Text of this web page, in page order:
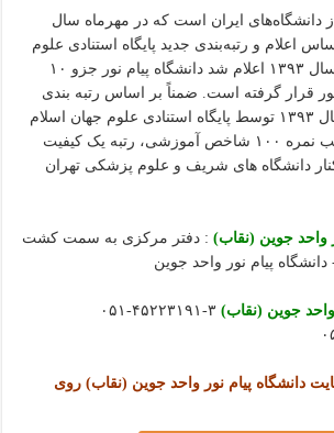
دانشگاه‌های ایران است که در مهرماه سال
اعلام و رتبه‌بندی جدید پایگاه استنادی علوم
جهان اسلام که اواخر سال ۱۳۹۳ اعلام شد دانشگاه پیام نور جزو ۱۰
قرار گرفته است. ضمناً بر اساس رتبه بندی
اعلام شده در اواخر سال ۱۳۹۳ توسط پایگاه استنادی علوم جهان اسلام
دانشگاه پیام نور با کسب نمره ۱۰۰ شاخص آموزشی، رتبه یک کیفیت
دانشگاه های شریف و علوم پزشکی تهران
واحد جوین (نقاب): دفتر مرکزی به سمت کشت
پیام نور واحد جوین
واحد جوین (نقاب)۳-۴۵۲۲۳۱۹۱-۰۵۱
دانشگاه پیام نور واحد جوین (نقاب) روی